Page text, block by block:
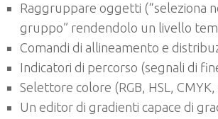
Raggruppare oggetti (“seleziona
gruppo” rendendolo un livello
Comandi di allineamento e
Indicatori di percorso (segnali di
Selettore colore (RGB, HSL,
Un editor di gradienti capace di